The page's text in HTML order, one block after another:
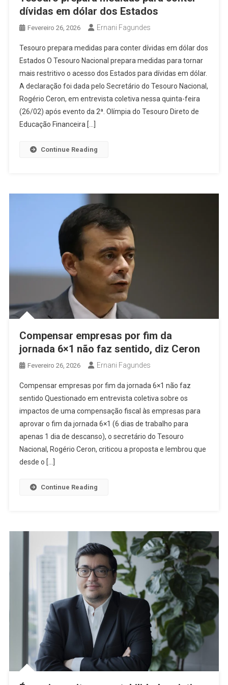
dívidas em dólar dos Estados
Fevereiro 26, 2026 Ernani Fagundes
Tesouro prepara medidas para conter dívidas em dólar dos
Estados O Tesouro Nacional prepara medidas para tornar
mais restritivo o acesso dos Estados para dívidas em dólar.
A declaração foi dada pelo Secretário do Tesouro Nacional,
Rogério Ceron, em entrevista coletiva nessa quinta-feira
(26/02) após evento da 2ª. Olímpia do Tesouro Direto de
Educação Financeira […]
Continue Reading
Compensar empresas por fim da
jornada 6×1 não faz sentido, diz Ceron
Fevereiro 26, 2026 Ernani Fagundes
Compensar empresas por fim da jornada 6×1 não faz
sentido Questionado em entrevista coletiva sobre os
impactos de uma compensação fiscal às empresas para
aprovar o fim da jornada 6×1 (6 dias de trabalho para
apenas 1 dia de descanso), o secretário do Tesouro
Nacional, Rogério Ceron, criticou a proposta e lembrou que
desde o […]
Continue Reading